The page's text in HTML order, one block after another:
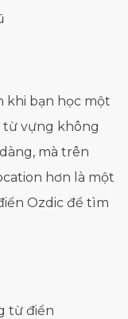
khi bạn học một
từ vựng không
mà trên
hơn là một
Ozdic để tìm
từ điển